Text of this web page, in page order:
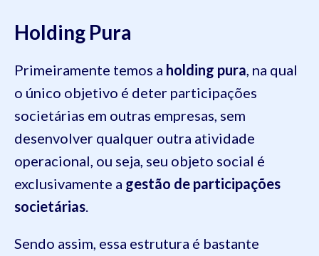
Holding Pura
Primeiramente temos a holding pura , na qual
o único objetivo é deter participações
societárias em outras empresas, sem
desenvolver qualquer outra atividade
operacional, ou seja, seu objeto social é
exclusivamente a gestão de participações
societárias
Sendo assim, essa estrutura é bastante